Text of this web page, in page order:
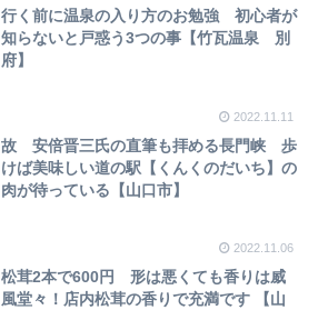
行く前に温泉の入り方のお勉強 初心者が
知らないと戸惑う3つの事【竹瓦温泉 別
府】
2022.11.11
故 安倍晋三氏の直筆も拝める長門峡 歩
けば美味しい道の駅【くんくのだいち】の
肉が待っている【山口市】
2022.11.06
松茸2本で600円 形は悪くても香りは威
風堂々！店内松茸の香りで充満です 【山